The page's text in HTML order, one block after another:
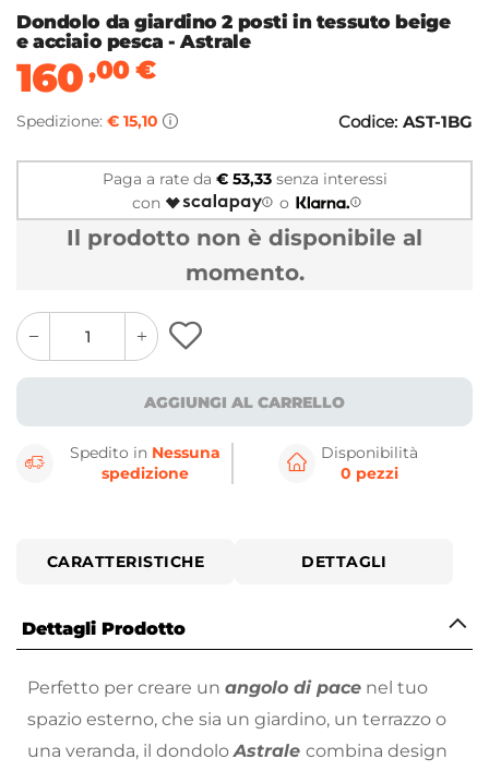
Dondolo da giardino 2 posti in tessuto beige
e acciaio pesca - Astrale
160,00€
Spedizione: € 15,10 Codice: AST-1BG
Paga a rate da € 53,33senza interessi
con
o
Il prodotto non è disponibile al
momento.
quantity
button
quantity
minus
button
AGGIUNGI AL CARRELLO
Spedito in Nessuna
spedizione
Disponibilità
0 pezzi
CARATTERISTICHE DETTAGLI
Dettagli Prodotto
Perfetto per creare un angolo di pace nel tuo
spazio esterno, che sia un giardino, un terrazzo o
una veranda, il dondoloAstrale combina design